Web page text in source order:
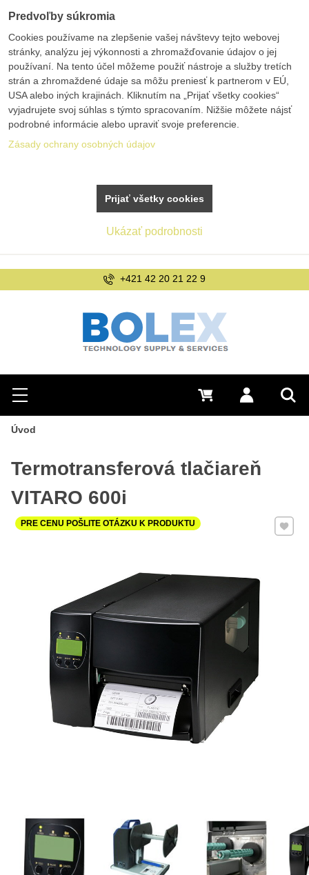
Hľadať
Menu Prihlásiť sa
0 €
+421 42 20 21 22 9
Úvod
Termotransferová tlačiareň
VITARO 600i
Pridať
PRE CENU POŠLITE OTÁZKU K PRODUKTU
Predvoľby súkromia
Cookies používame na zlepšenie vašej návštevy tejto webovej
stránky, analýzu jej výkonnosti a zhromažďovanie údajov o jej
používaní. Na tento účel môžeme použiť nástroje a služby tretích
strán a zhromaždené údaje sa môžu preniesť k partnerom v EÚ,
USA alebo iných krajinách. Kliknutím na „Prijať všetky cookies“
vyjadrujete svoj súhlas s týmto spracovaním. Nižšie môžete nájsť
podrobné informácie alebo upraviť svoje preferencie.
Zásady ochrany osobných údajov
Ukázať podrobnosti
Prijať všetky cookies